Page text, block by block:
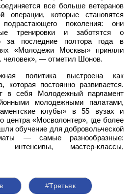
все больше ветеранов
операции, которые становятся
поколения: они
тренировки и заботятся о
за последние полтора года в
«Молодежи Москвы» приняли
человек», — отметил Шонов.
политика выстроена как
которая постоянно развивается.
в себя Молодежный парламент
молодежными палатами,
клубы» в 55 вузах и
центра «Мосволонтер», где более
обучение для добровольческой
— самые разнообразные:
интенсивы, мастер-классы,
#Третьяк